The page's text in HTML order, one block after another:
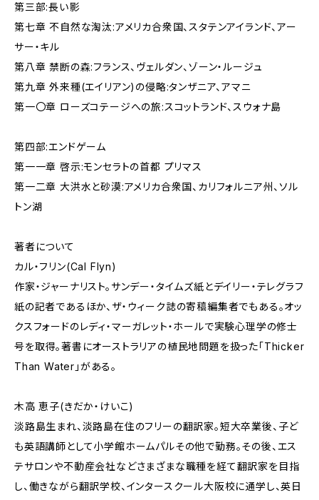
第三部:長い影
第七章 不自然な淘汰:アメリカ合衆国、スタテンアイランド、アー
サー・キル
第八章 禁断の森:フランス、ヴェルダン、ゾーン・ルージュ
第九章 外来種(エイリアン)の侵略:タンザニア、アマニ
第一〇章 ローズコテージへの旅:スコットランド、スウォナ島
第四部:エンドゲーム
第一一章 啓示:モンセラトの首都 プリマス
第一二章 大洪水と砂漠:アメリカ合衆国、カリフォルニア州、ソル
トン湖
著者について
カル・フリン(Cal Flyn)
作家・ジャーナリスト。サンデー・タイムズ紙とデイリー・テレグラフ
紙の記者であるほか、ザ・ウィーク誌の寄稿編集者でもある。オッ
クスフォードのレディ・マーガレット・ホールで実験心理学の修士
号を取得。著書にオーストラリアの植民地問題を扱った「Thicker
Than Water」がある。
木高 恵子(きだか・けいこ)
淡路島生まれ、淡路島在住のフリーの翻訳家。短大卒業後、子ど
も英語講師として小学館ホームパルその他で勤務。その後、エス
テサロンや不動産会社などさまざまな職種を経て翻訳家を目指
し、働きながら翻訳学校、インタースクール大阪校に通学し、英日